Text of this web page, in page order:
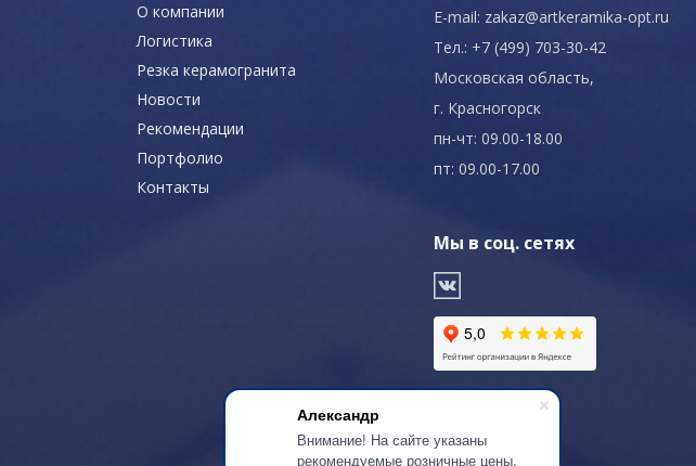
Александр
Внимание! На сайте указаны
рекомендуемые розничные цены.
О компании
Логистика
Резка керамогранита
Новости
Рекомендации
Портфолио
Контакты
E-mail: zakaz@artkeramika-opt.ru
Тел.: +7 (499) 703-30-42
Московская область,
г. Красногорск
пн-чт: 09.00-18.00
пт: 09.00-17.00
Мы в соц. сетях